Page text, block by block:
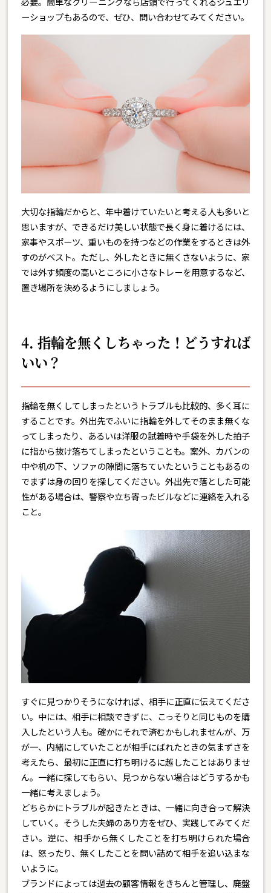
ーショップもあるので、ぜひ、問い合わせてみてください。
大切な指輪だからと、年中着けていたいと考える人も多いと
思いますが、できるだけ美しい状態で長く身に着けるには、
家事やスポーツ、重いものを持つなどの作業をするときは外
すのがベスト。ただし、外したときに無くさないように、家
では外す頻度の高いところに小さなトレーを用意するなど、
置き場所を決めるようにしましょう。
4. 指輪を無くしちゃった！どうすれば
いい？
指輪を無くしてしまったというトラブルも比較的、多く耳に
することです。外出先でふいに指輪を外してそのまま無くな
ってしまったり、あるいは洋服の試着時や手袋を外した拍子
に指から抜け落ちてしまったということも。案外、カバンの
中や机の下、ソファの隙間に落ちていたということもあるの
でまずは身の回りを探してください。外出先で落とした可能
性がある場合は、警察や立ち寄ったビルなどに連絡を入れる
こと。
すぐに見つかりそうになければ、相手に正直に伝えてくださ
い。中には、相手に相談できずに、こっそりと同じものを購
入したという人も。確かにそれで済むかもしれませんが、万
が一、内緒にしていたことが相手にばれたときの気まずさを
考えたら、最初に正直に打ち明けるに越したことはありませ
ん。一緒に探してもらい、見つからない場合はどうするかも
一緒に考えましょう。
どちらかにトラブルが起きたときは、一緒に向き合って解決
していく。そうした夫婦のあり方をぜひ、実践してみてくだ
さい。逆に、相手から無くしたことを打ち明けられた場合
は、怒ったり、無くしたことを問い詰めて相手を追い込まな
いように。
ブランドによっては過去の顧客情報をきちんと管理し、廃盤